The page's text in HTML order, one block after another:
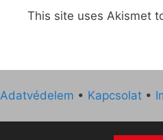
This site uses Akismet
Adatvédelem • Kapcsolat •